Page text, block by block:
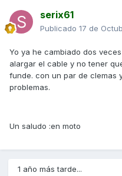
serix61
Publicado 17 de
Yo ya he cambiado dos
alargar el cable y no tener
funde. con un par de clemas
problemas.
Un saludo :en moto
1 año más tarde...